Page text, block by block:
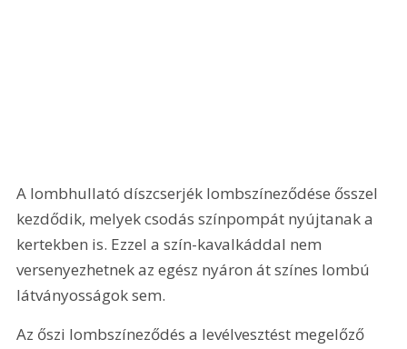
A lombhullató díszcserjék lombszíneződése ősszel
kezdődik, melyek csodás színpompát nyújtanak a
kertekben is. Ezzel a szín-kavalkáddal nem
versenyezhetnek az egész nyáron át színes lombú
látványosságok sem.
Az őszi lombszíneződés a levélvesztést megelőző